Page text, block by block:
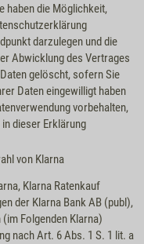
haben die Möglichkeit,
darzulegen und die
Abwicklung des Vertrages
gelöscht, sofern Sie
Daten eingewilligt haben
vorbehalten,
dieser Erklärung
von Klarna
Klarna Ratenkauf
der Klarna Bank AB (publ),
Folgenden Klarna)
nach Art. 6 Abs. 1 S. 1 lit. a